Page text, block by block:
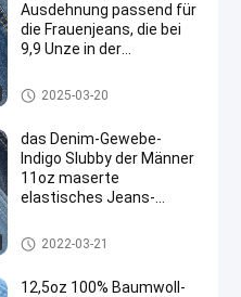
Ausdehnung passend für
die Frauenjeans, die bei
9,9 Unze in der
machen
Ausdehnungs-Denim-Gewebe
2025-03-20
das Denim-Gewebe-
Indigo Slubby der Männer
11oz maserte
elastisches Jeans-
Baumwoll-Polyester Spandexd
enimgewebe
2022-03-21
12,5oz 100% Baumwoll-